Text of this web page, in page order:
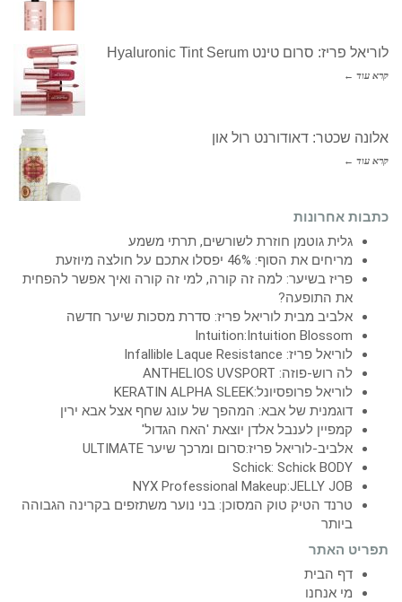
לוריאל פריז: סרום טינט Hyaluronic Tint Serum
קרא עוד ←
אלונה שכטר: דאודורנט רול און
קרא עוד ←
כתבות אחרונות
גלית גוטמן חוזרת לשורשים, תרתי משמע
מריחים את הסוף: 46% יפסלו אתכם על חולצה מיוזעת
פריז בשיער: למה זה קורה, למי זה קורה ואיך אפשר להפחית
את התופעה?
אלביב מבית לוריאל פריז: סדרת מסכות שיער חדשה
Intuition:Intuition Blossom
לוריאל פריז: Infallible Laque Resistance
לה רוש-פוזה: ANTHELIOS UVSPORT
לוריאל פרופסיונל:KERATIN ALPHA SLEEK
דוגמנית של אבא: המהפך של עונג שחף אצל אבא ירין
קמפיין לענבל אלדן יוצאת 'האח הגדול'
אלביב-לוריאל פריז:סרום ומרכך שיער ULTIMATE
Schick: Schick BODY
NYX Professional Makeup:JELLY JOB
טרנד הטיק טוק המסוכן: בני נוער משתזפים בקרינה הגבוהה
ביותר
תפריט האתר
דף הבית
מי אנחנו